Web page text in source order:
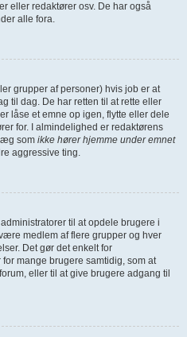
eller redaktører osv. De har også
alle fora.
grupper af personer) hvis job er at
til dag. De har retten til at rette eller
låse et emne op igen, flytte eller dele
for. I almindelighed er redaktørens
som ikke hører hjemme under emnet
aggressive ting.
til at opdele brugere i
medlem af flere grupper og hver
Det gør det enkelt for
mange brugere samtidig, som at
eller til at give brugere adgang til